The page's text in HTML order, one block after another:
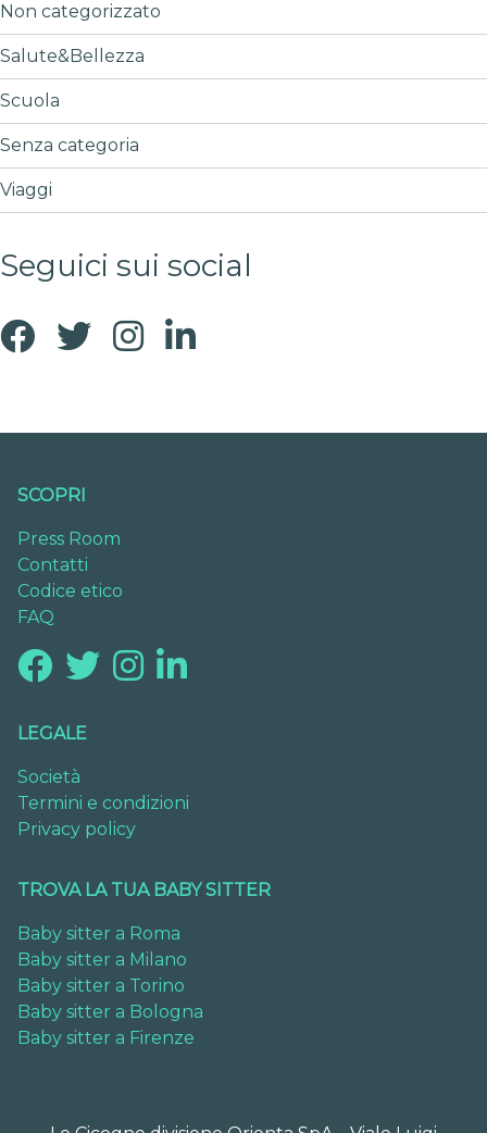
Non categorizzato
Salute&Bellezza
Scuola
Senza categoria
Viaggi
Seguici sui social
SCOPRI
Press Room
Contatti
Codice etico
FAQ
LEGALE
Società
Termini e condizioni
Privacy policy
TROVA LA TUA BABY SITTER
Baby sitter a Roma
Baby sitter a Milano
Baby sitter a Torino
Baby sitter a Bologna
Baby sitter a Firenze